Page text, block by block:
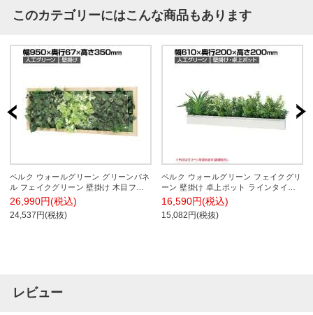
このカテゴリーにはこんな商品もあります
ベルク ウォールグリーン グリーンパネ
ル フェイクグリーン 壁掛け 木目フレ
ーム 人工 造花 GR3357 幅950×奥行
67×高さ350mm
26,990円(税込)
24,537円(税抜)
ベルク ウォールグリーン フェイクグリ
ーン 壁掛け 卓上ポット ラインタイプ
アイボリー 人工 造花 GR4340 幅610×
奥行200×高さ200mm
16,590円(税込)
15,082円(税抜)
レビュー